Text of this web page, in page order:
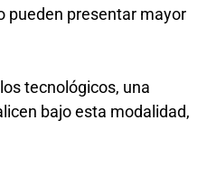
pueden presentar mayor
tecnológicos, una
bajo esta modalidad,